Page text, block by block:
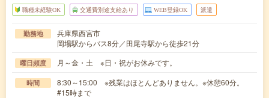
職種未経験OK 交通費別途支給あり WEB登録OK 派遣
勤務地
兵庫県西宮市
岡場駅からバス8分／田尾寺駅から徒歩21分
曜日頻度 月～金・土 ※日・祝がお休みです。
時間
8:30～15:00 ※残業はほとんどありません。※休憩60分。
#15時まで